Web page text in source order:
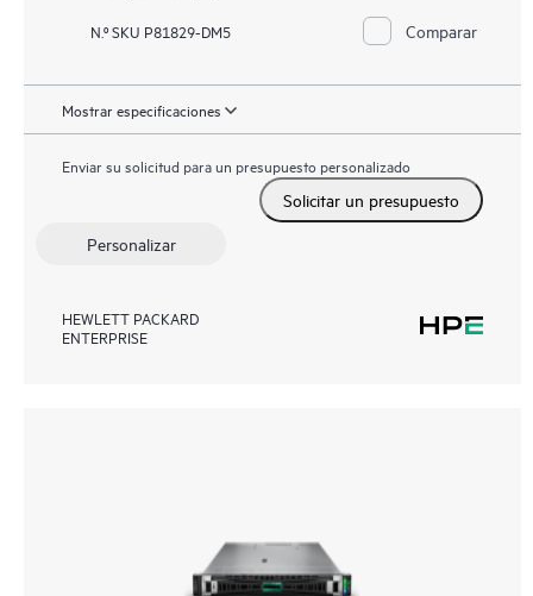
N.º SKU P81829-DM5 Comparar
Mostrar especificaciones
Enviar su solicitud para un presupuesto personalizado
Solicitar un presupuesto
Personalizar
HEWLETT PACKARD
ENTERPRISE